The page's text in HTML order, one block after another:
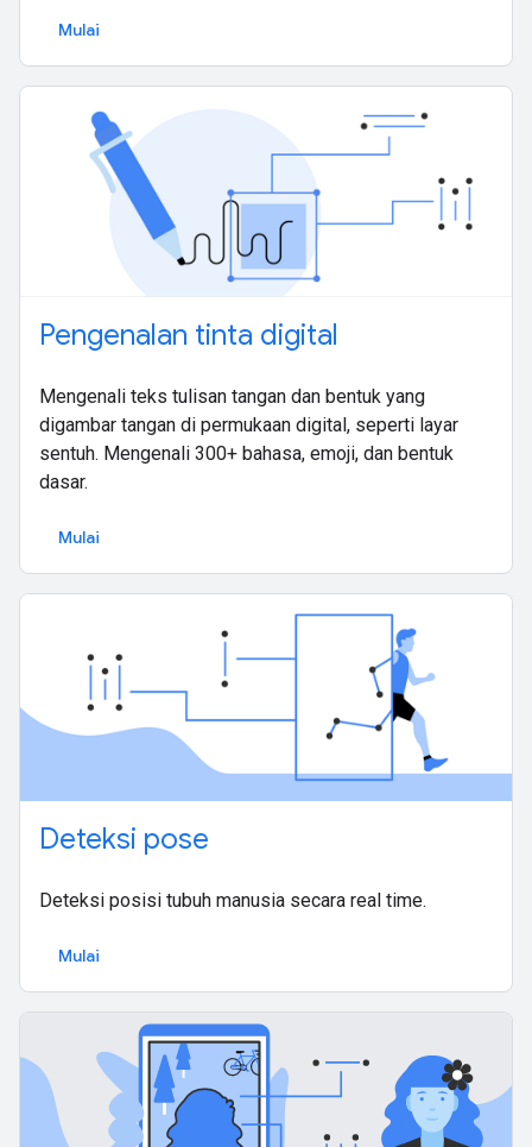
Mulai
Pengenalan tinta digital
Mengenali teks tulisan tangan dan bentuk yang
digambar tangan di permukaan digital, seperti layar
sentuh. Mengenali 300+ bahasa, emoji, dan bentuk
dasar.
Mulai
Deteksi pose
Deteksi posisi tubuh manusia secara real time.
Mulai